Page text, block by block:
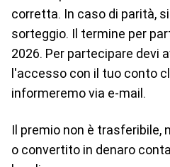
corretta. In caso di parità,
sorteggio. Il termine per
2026. Per partecipare devi
l'accesso con il tuo conto
informeremo via e-mail.
Il premio non è trasferibile,
o convertito in denaro